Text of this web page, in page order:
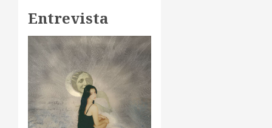
Entrevista